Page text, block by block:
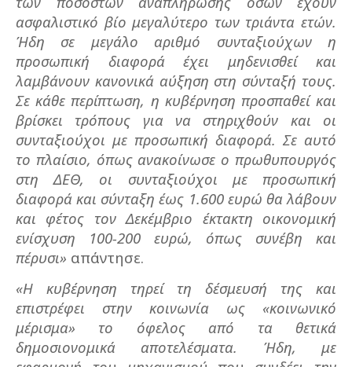
ασφαλιστικό βίο μεγαλύτερο των τριάντα ετών.
Ήδη σε μεγάλο αριθμό συνταξιούχων η
προσωπική διαφορά έχει μηδενισθεί και
λαμβάνουν κανονικά αύξηση στη σύνταξή τους.
Σε κάθε περίπτωση, η κυβέρνηση προσπαθεί και
βρίσκει τρόπους για να στηριχθούν και οι
συνταξιούχοι με προσωπική διαφορά. Σε αυτό
το πλαίσιο, όπως ανακοίνωσε ο πρωθυπουργός
στη ΔΕΘ, οι συνταξιούχοι με προσωπική
διαφορά και σύνταξη έως 1.600 ευρώ θα λάβουν
και φέτος τον Δεκέμβριο έκτακτη οικονομική
ενίσχυση 100-200 ευρώ, όπως συνέβη και
πέρυσι» απάντησε.
«Η κυβέρνηση τηρεί τη δέσμευσή της και
επιστρέφει στην κοινωνία ως «κοινωνικό
μέρισμα» το όφελος από τα θετικά
δημοσιονομικά αποτελέσματα. Ήδη, με